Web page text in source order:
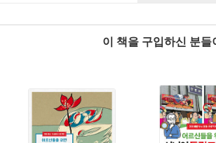
이 책을 구입하신 분